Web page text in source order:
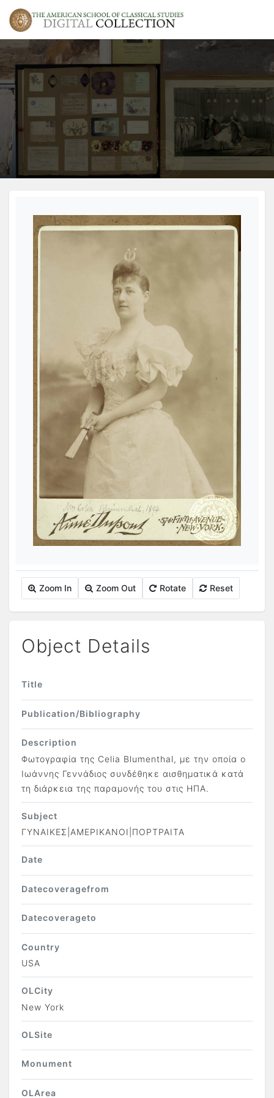
Zoom In Zoom Out Rotate Reset
Object Details
Title
Publication/Bibliography
Description
Φωτογραφία της Celia Blumenthal, με την οποία ο
Ιωάννης Γεννάδιος συνδέθηκε αισθηματικά κατά
τη διάρκεια της παραμονής του στις ΗΠΑ.
Subject
ΓΥΝΑΙΚΕΣ|ΑΜΕΡΙΚΑΝΟΙ|ΠΟΡΤΡΑΙΤΑ
Date
Datecoveragefrom
Datecoverageto
Country
USA
OLCity
New York
OLSite
Monument
OLArea